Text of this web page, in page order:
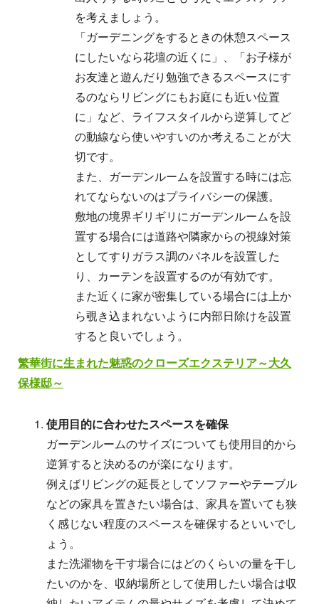
を考えましょう。
「ガーデニングをするときの休憩スペース
にしたいなら花壇の近くに」、「お子様が
お友達と遊んだり勉強できるスペースにす
るのならリビングにもお庭にも近い位置
に」など、ライフスタイルから逆算してど
の動線なら使いやすいのか考えることが大
切です。
また、ガーデンルームを設置する時には忘
れてならないのはプライバシーの保護。
敷地の境界ギリギリにガーデンルームを設
置する場合には道路や隣家からの視線対策
としてすりガラス調のパネルを設置した
り、カーテンを設置するのが有効です。
また近くに家が密集している場合には上か
ら覗き込まれないように内部日除けを設置
すると良いでしょう。
繁華街に生まれた魅惑のクローズエクステリア～大久
保様邸～
使用目的に合わせたスペースを確保
ガーデンルームのサイズについても使用目的から
逆算すると決めるのが楽になります。
例えばリビングの延長としてソファーやテーブル
などの家具を置きたい場合は、家具を置いても狭
く感じない程度のスペースを確保するといいでし
ょう。
また洗濯物を干す場合にはどのくらいの量を干し
たいのかを、収納場所として使用したい場合は収